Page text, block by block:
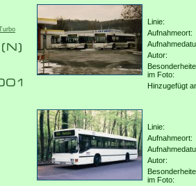
Linie:
Aufnahmeort:
Autor:
im Foto:
Hinzugefügt
Linie:
Aufnahmeort:
Autor:
im Foto: